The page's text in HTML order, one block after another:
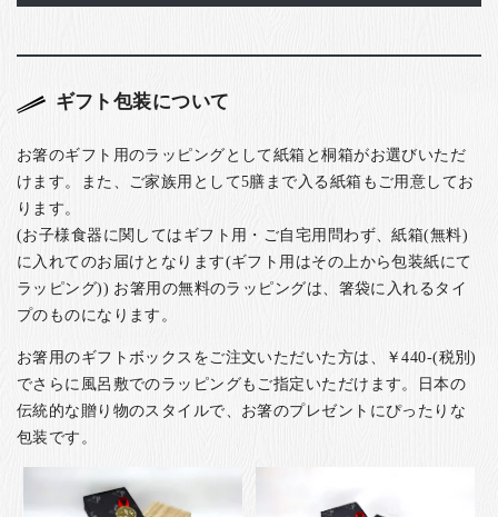
ギフト包装について
お箸のギフト用のラッピングとして紙箱と桐箱がお選びいただ
けます。また、ご家族用として5膳まで入る紙箱もご用意してお
ります。
(お子様食器に関してはギフト用・ご自宅用問わず、紙箱(無料)
に入れてのお届けとなります(ギフト用はその上から包装紙にて
ラッピング)) お箸用の無料のラッピングは、箸袋に入れるタイ
プのものになります。
お箸用のギフトボックスをご注文いただいた方は、￥440-(税別)
でさらに風呂敷でのラッピングもご指定いただけます。日本の
伝統的な贈り物のスタイルで、お箸のプレゼントにぴったりな
包装です。